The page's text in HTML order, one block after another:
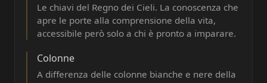
Le chiavi del Regno dei Cieli. La conoscenza che
apre le porte alla comprensione della vita,
accessibile però solo a chi è pronto a imparare.
Colonne
A differenza delle colonne bianche e nere della